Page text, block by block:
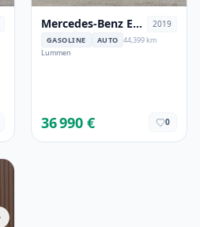
Mercedes-Benz E
200 2019
2019
GASOLINE AUTO 44,399 km
Lummen
36 990 € 0